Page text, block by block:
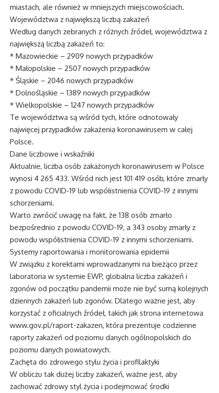
miastach, ale również w mniejszych miejscowościach.
Województwa z największą liczbą zakażeń
Według danych zebranych z różnych źródeł, województwa z
największą liczbą zakażeń to:
* Mazowieckie – 2909 nowych przypadków
* Małopolskie – 2507 nowych przypadków
* Śląskie – 2046 nowych przypadków
* Dolnośląskie – 1389 nowych przypadków
* Wielkopolskie – 1247 nowych przypadków
Te województwa są wśród tych, które odnotowały
najwięcej przypadków zakażenia koronawirusem w całej
Polsce.
Dane liczbowe i wskaźniki
Aktualnie, liczba osób zakażonych koronawirusem w Polsce
wynosi 4 265 433. Wśród nich jest 101 419 osób, które zmarły
z powodu COVID-19 lub współistnienia COVID-19 z innymi
schorzeniami.
Warto zwrócić uwagę na fakt, że 138 osób zmarło
bezpośrednio z powodu COVID-19, a 343 osoby zmarły z
powodu współistnienia COVID-19 z innymi schorzeniami.
Systemy raportowania i monitorowania epidemii
W związku z korektami wprowadzanymi na bieżąco przez
laboratoria w systemie EWP, globalna liczba zakażeń i
zgonów od początku pandemii może nie być sumą kolejnych
dziennych zakażeń lub zgonów. Dlatego ważne jest, aby
korzystać z oficialnych źródeł, takich jak strona internetowa
www.gov.pl/raport-zakazen, która prezentuje codzienne
raporty zakażeń od poziomu danych ogólnopolskich do
poziomu danych powiatowych.
Zachęta do zdrowego stylu życia i profilaktyki
W obliczu tak dużej liczby zakażeń, ważne jest, aby
zachować zdrowy styl życia i podejmować środki